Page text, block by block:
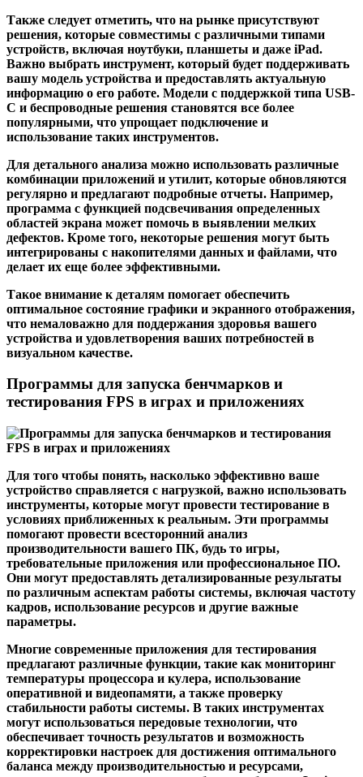
Также следует отметить, что на рынке присутствуют
решения, которые совместимы с различными типами
устройств, включая ноутбуки, планшеты и даже iPad.
Важно выбрать инструмент, который будет поддерживать
вашу модель устройства и предоставлять актуальную
информацию о его работе. Модели с поддержкой типа USB-
C и беспроводные решения становятся все более
популярными, что упрощает подключение и
использование таких инструментов.
Для детального анализа можно использовать различные
комбинации приложений и утилит, которые обновляются
регулярно и предлагают подробные отчеты. Например,
программа с функцией подсвечивания определенных
областей экрана может помочь в выявлении мелких
дефектов. Кроме того, некоторые решения могут быть
интегрированы с накопителями данных и файлами, что
делает их еще более эффективными.
Такое внимание к деталям помогает обеспечить
оптимальное состояние графики и экранного отображения,
что немаловажно для поддержания здоровья вашего
устройства и удовлетворения ваших потребностей в
визуальном качестве.
Программы для запуска бенчмарков и
тестирования FPS в играх и приложениях
Для того чтобы понять, насколько эффективно ваше
устройство справляется с нагрузкой, важно использовать
инструменты, которые могут провести тестирование в
условиях приближенных к реальным. Эти программы
помогают провести всесторонний анализ
производительности вашего ПК, будь то игры,
требовательные приложения или профессиональное ПО.
Они могут предоставлять детализированные результаты
по различным аспектам работы системы, включая частоту
кадров, использование ресурсов и другие важные
параметры.
Многие современные приложения для тестирования
предлагают различные функции, такие как мониторинг
температуры процессора и кулера, использование
оперативной и видеопамяти, а также проверку
стабильности работы системы. В таких инструментах
могут использоваться передовые технологии, что
обеспечивает точность результатов и возможность
корректировки настроек для достижения оптимального
баланса между производительностью и ресурсами,